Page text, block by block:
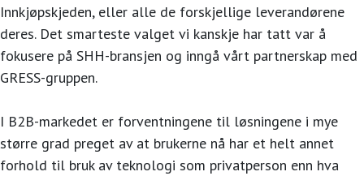
Innkjøpskjeden, eller alle de forskjellige leverandørene
deres. Det smarteste valget vi kanskje har tatt var å
fokusere på SHH-bransjen og inngå vårt partnerskap med
GRESS-gruppen.
I B2B-markedet er forventningene til løsningene i mye
større grad preget av at brukerne nå har et helt annet
forhold til bruk av teknologi som privatperson enn hva